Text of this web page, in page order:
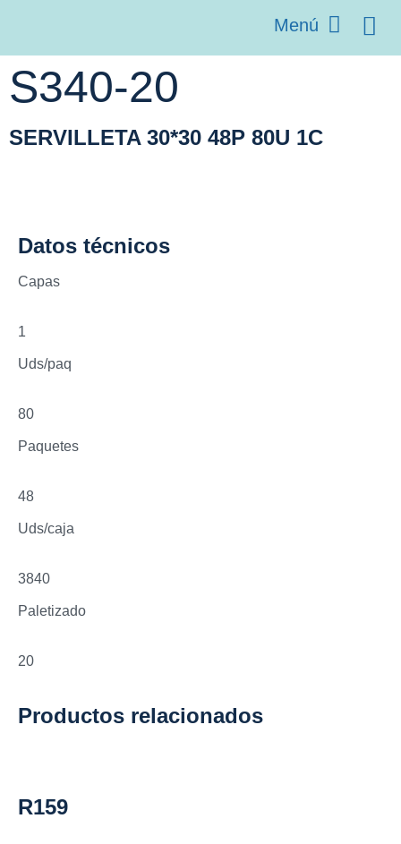
Menú
S340-20
SERVILLETA 30*30 48P 80U 1C
Datos técnicos
Capas
1
Uds/paq
80
Paquetes
48
Uds/caja
3840
Paletizado
20
Productos relacionados
R159